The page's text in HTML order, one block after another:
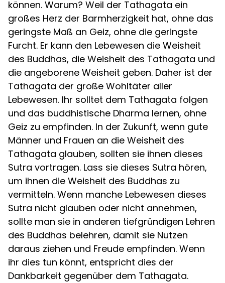
können. Warum? Weil der Tathagata ein
großes Herz der Barmherzigkeit hat, ohne das
geringste Maß an Geiz, ohne die geringste
Furcht. Er kann den Lebewesen die Weisheit
des Buddhas, die Weisheit des Tathagata und
die angeborene Weisheit geben. Daher ist der
Tathagata der große Wohltäter aller
Lebewesen. Ihr solltet dem Tathagata folgen
und das buddhistische Dharma lernen, ohne
Geiz zu empfinden. In der Zukunft, wenn gute
Männer und Frauen an die Weisheit des
Tathagata glauben, sollten sie ihnen dieses
Sutra vortragen. Lass sie dieses Sutra hören,
um ihnen die Weisheit des Buddhas zu
vermitteln. Wenn manche Lebewesen dieses
Sutra nicht glauben oder nicht annehmen,
sollte man sie in anderen tiefgründigen Lehren
des Buddhas belehren, damit sie Nutzen
daraus ziehen und Freude empfinden. Wenn
ihr dies tun könnt, entspricht dies der
Dankbarkeit gegenüber dem Tathagata.